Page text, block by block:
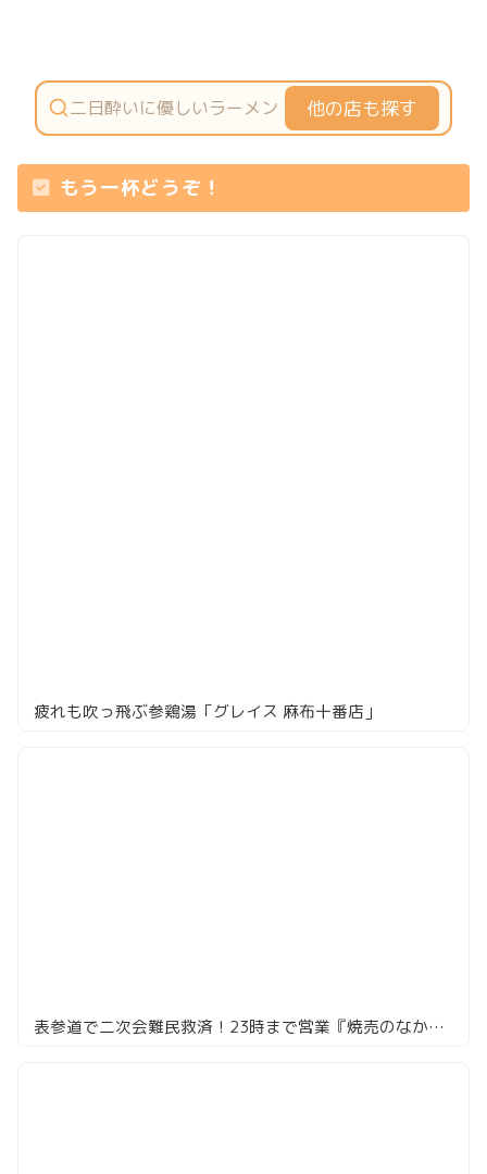
他の店も探す
もう一杯どうぞ！
疲れも吹っ飛ぶ参鶏湯「グレイス 麻布十番店」
表参道で二次会難民救済！23時まで営業『焼売のなかめ』で点心飲み